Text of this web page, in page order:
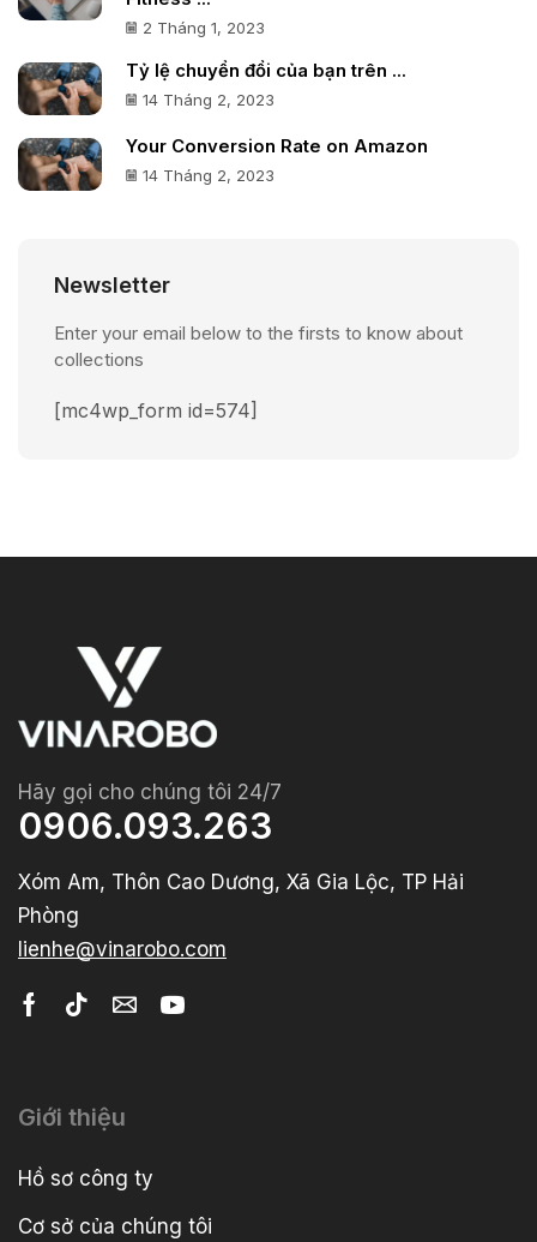
2 Tháng 1, 2023
Tỷ lệ chuyển đổi của bạn trên ...
14 Tháng 2, 2023
Your Conversion Rate on Amazon
14 Tháng 2, 2023
Newsletter
Enter your email below to the firsts to know about
collections
[mc4wp_form id=574]
Hãy gọi cho chúng tôi 24/7
0906.093.263
Xóm Am, Thôn Cao Dương, Xã Gia Lộc, TP Hải
Phòng
lienhe@vinarobo.com
Giới thiệu
Hồ sơ công ty
Cơ sở của chúng tôi